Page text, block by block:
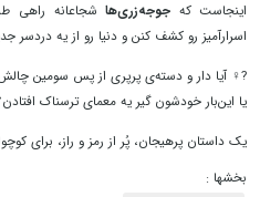
اینجاست که جوجه‌زری‌هاشجاعانه راهی
اسرارآمیز رو کشف کنن و دنیا رو از یه دردسر
?♀ آیا دار و دسته‌ی پرپری از پس سومین
یا این‌بار خودشون گیر یه معمای ترسناک
یک داستان پرهیجان، پُر از رمز و راز، برای
بخشها :